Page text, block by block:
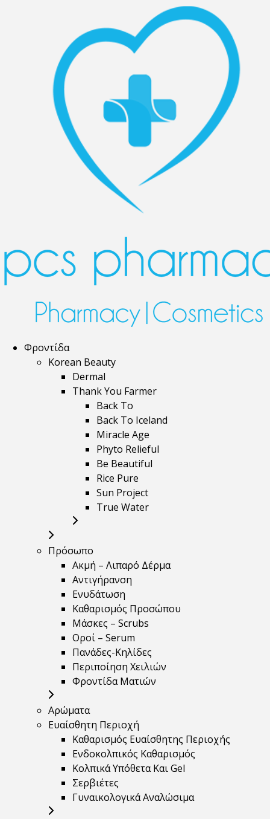
Φροντίδα
Korean Beauty
Dermal
Thank You Farmer
Back To
Back To Iceland
Miracle Age
Phyto Relieful
Be Beautiful
Rice Pure
Sun Project
True Water
Πρόσωπο
Ακμή – Λιπαρό Δέρμα
Αντιγήρανση
Ενυδάτωση
Καθαρισμός Προσώπου
Μάσκες – Scrubs
Οροί – Serum
Πανάδες-Κηλίδες
Περιποίηση Χειλιών
Φροντίδα Ματιών
Αρώματα
Ευαίσθητη Περιοχή
Καθαρισμός Ευαίσθητης Περιοχής
Ενδοκολπικός Καθαρισμός
Κολπικά Υπόθετα Και Gel
Σερβιέτες
Γυναικολογικά Αναλώσιμα